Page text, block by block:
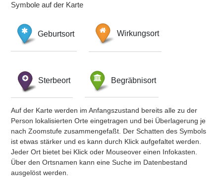
Symbole auf der Karte
Geburtsort Wirkungsort
Sterbeort Begräbnisort
Auf der Karte werden im Anfangszustand bereits alle zu der
Person lokalisierten Orte eingetragen und bei Überlagerung je
nach Zoomstufe zusammengefaßt. Der Schatten des Symbols
ist etwas stärker und es kann durch Klick aufgefaltet werden.
Jeder Ort bietet bei Klick oder Mouseover einen Infokasten.
Über den Ortsnamen kann eine Suche im Datenbestand
ausgelöst werden.